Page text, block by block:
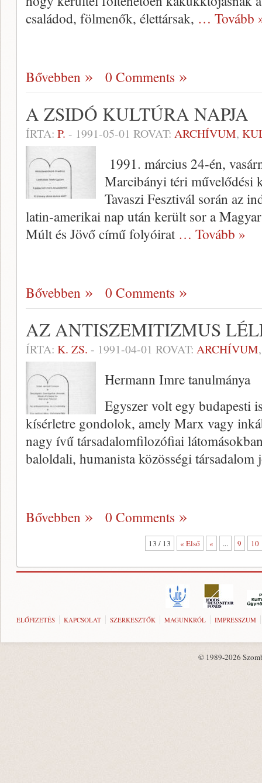
családod, fölmenők, élettársak, … Tovább
Bővebben 0 Comments
A ZSIDÓ KULTÚRA NAPJA
ÍRTA: P. - 1991-05-01 ROVAT: ARCHÍVUM,
1991. március 24-én,
Marcibányi téri művelődési
Tavaszi Fesz­tivál során az
latin-amerikai nap után került sor a
Múlt és Jövő című folyóirat … Tovább »
Bővebben 0 Comments
AZ ANTISZEMITIZMUS
ÍRTA: K. ZS. - 1991-04-01 ROVAT: ARCHÍVUM
Hermann Imre tanulmánya
Egyszer volt egy budapesti
kísérletre gondolok, amely Marx vagy
nagy ívű társadalomfilozófiai
baloldali, humanista közösségi
Bővebben 0 Comments
13 / 13 « Első « ... 9 10
ELŐFIZETÉS KAPCSOLAT SZERKESZTŐK MAGUNKRÓL IMPRESSZUM
© 1989-2026